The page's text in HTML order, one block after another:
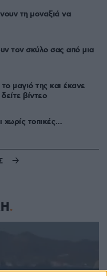
τη μοναξιά να
τον σκύλο σας από μια
μαγιό της και έκανε
βίντεο
χωρίς τοπικές…